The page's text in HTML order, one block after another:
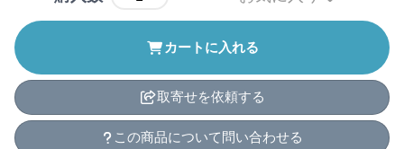
カートに入れる
取寄せを依頼する
この商品について問い合わせる